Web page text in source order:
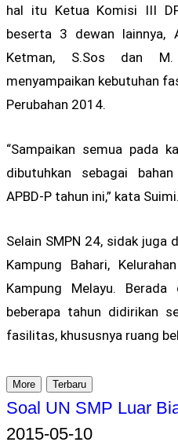
hal itu Ketua Komisi III
beserta 3 dewan lainnya,
Ketman, S.Sos dan
menyampaikan kebutuhan
Perubahan 2014.
“Sampaikan semua pada
dibutuhkan sebagai
APBD-P tahun ini,” kata Suimi.
Selain SMPN 24, sidak juga
Kampung Bahari,
Kampung Melayu.
beberapa tahun didirikan
fasilitas, khususnya ruang
More Terbaru
Soal UN SMP Luar
2015-05-10